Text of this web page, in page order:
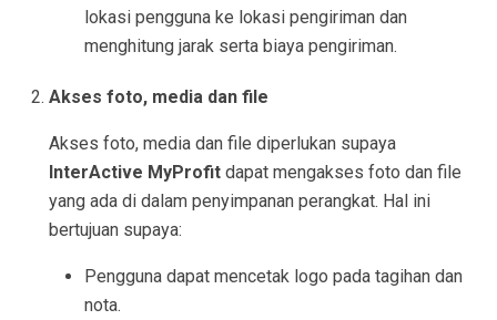
lokasi pengguna ke lokasi pengiriman dan
menghitung jarak serta biaya pengiriman.
Akses foto, media dan file
Akses foto, media dan file diperlukan supaya
InterActive MyProfit dapat mengakses foto dan file
yang ada di dalam penyimpanan perangkat. Hal ini
bertujuan supaya:
Pengguna dapat mencetak logo pada tagihan dan
nota.